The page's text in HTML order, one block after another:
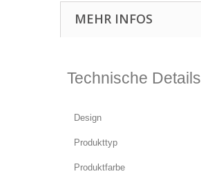
MEHR INFOS
Technische Details
Design
Produkttyp
Produktfarbe